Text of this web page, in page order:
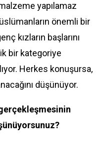
yapılamaz
önemli bir
kızların başlarını
bir kategoriye
Herkes konuşursa,
düşünüyor.